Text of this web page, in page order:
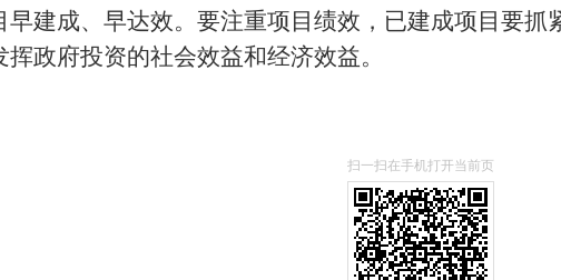
早建成、早达效。要注重项目绩效， 已建成项目要抓
政府投资的社会效益和经济效益。
扫一扫在手机打开当前页